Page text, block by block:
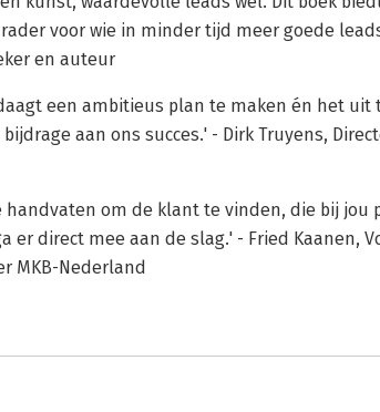
voor wie in minder tijd meer goede
en auteur
een ambitieus plan te maken én het uit
aan ons succes.' - Dirk Truyens,
handvaten om de klant te vinden, die bij jou
er direct mee aan de slag.' - Fried Kaanen,
MKB-Nederland